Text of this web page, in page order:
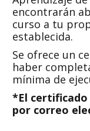
encontrarán
curso a tu
establecida.
Se ofrece un
haber
mínima de
*El
por correo